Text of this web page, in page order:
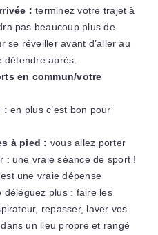
: terminez votre trajet à
pas beaucoup plus de
se réveiller avant d’aller au
après.
en commun/votre
: en plus c’est bon pour
à pied : vous allez porter
: une vraie séance de sport !
une vraie dépense
déléguez plus : faire les
repasser, laver vos
un lieu propre et rangé